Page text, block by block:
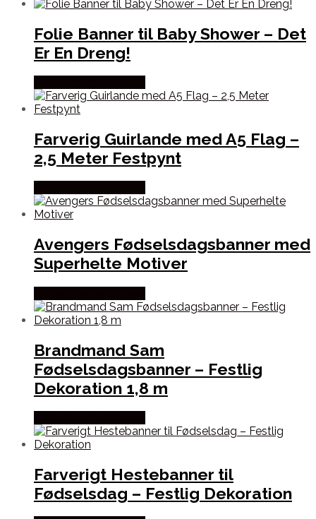
Folie Banner til Baby Shower – Det
Er En Dreng!
Farverig Guirlande med A5 Flag –
2,5 Meter Festpynt
Avengers Fødselsdagsbanner med
Superhelte Motiver
Brandmand Sam
Fødselsdagsbanner – Festlig
Dekoration 1,8 m
Farverigt Hestebanner til
Fødselsdag – Festlig Dekoration